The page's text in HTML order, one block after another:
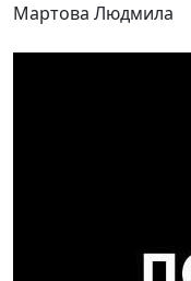
Мартова Людмила